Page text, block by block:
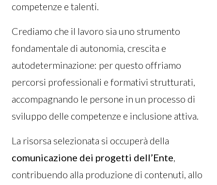
competenze e talenti.
Crediamo che il lavoro sia uno strumento
fondamentale di autonomia, crescita e
autodeterminazione: per questo offriamo
percorsi professionali e formativi strutturati,
accompagnando le persone in un processo di
sviluppo delle competenze e inclusione attiva.
La risorsa selezionata si occuperà della
comunicazione dei progetti dell’Ente,
contribuendo alla produzione di contenuti, allo